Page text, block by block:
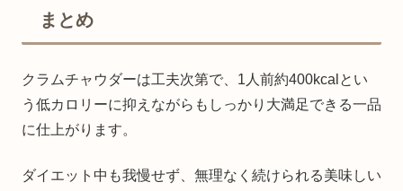
まとめ
クラムチャウダーは工夫次第で、1人前約400kcalとい
う低カロリーに抑えながらもしっかり大満足できる一品
に仕上がります。
ダイエット中も我慢せず、無理なく続けられる美味しい